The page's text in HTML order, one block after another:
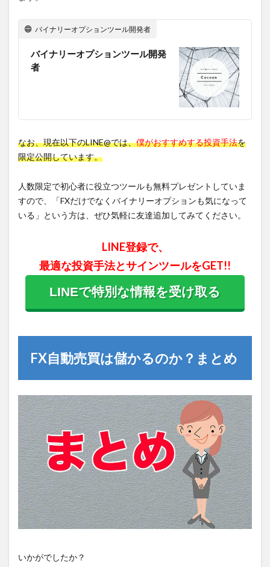
バイナリーオプションツール開発者
バイナリーオプションツール開発
者
なお、現在以下のLINE@では、僕がおすすめする投資手法を
限定公開しています。
人数限定で初心者に役立つツールも無料プレゼントしていま
すので、「FXだけでなくバイナリーオプションも気になって
いる」という方は、ぜひ気軽に友達追加してみてください。
LINE登録で、
最適な投資手法とサインツールをGET!!
LINEで特別な情報を受け取る
FX自動売買は儲かるのか？まとめ
いかがでしたか？